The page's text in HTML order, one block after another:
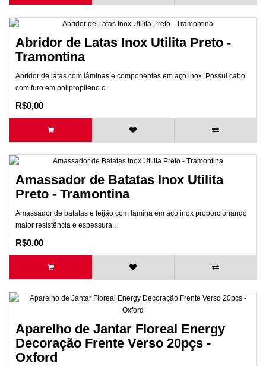
Abridor de Latas Inox Utilita Preto -
Tramontina
Abridor de latas com lâminas e componentes em aço inox. Possui cabo
com furo em polipropileno c..
R$0,00
Amassador de Batatas Inox Utilita
Preto - Tramontina
Amassador de batatas e feijão com lâmina em aço inox proporcionando
maior resistência e espessura..
R$0,00
Aparelho de Jantar Floreal Energy
Decoração Frente Verso 20pçs -
Oxford